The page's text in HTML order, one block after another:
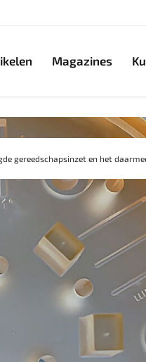
Magazines
gereedschapsinzet en het